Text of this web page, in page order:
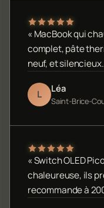
« MacBook qui
complet, pâte
neuf, et silencieux.
L Léa
Saint-Brice-
« Switch OLED
chaleureuse, ils
recommande à